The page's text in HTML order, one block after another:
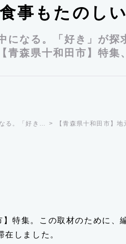
事もたのし
になる。「好き」が探
青森県十和田市】特集
る。「好き… 【青森県十和田市】
】特集。この取材のために、
在しました。